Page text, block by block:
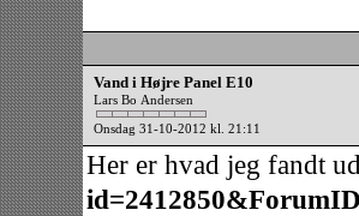
Vand i Højre Panel E10
Lars Bo Andersen
Onsdag 31-10-2012 kl. 21:11
Her er hvad jeg fandt